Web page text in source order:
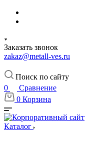
Заказать звонок
zakaz@metall-ves.ru
Поиск по сайту
0
Сравнение
0 Корзина
Каталог